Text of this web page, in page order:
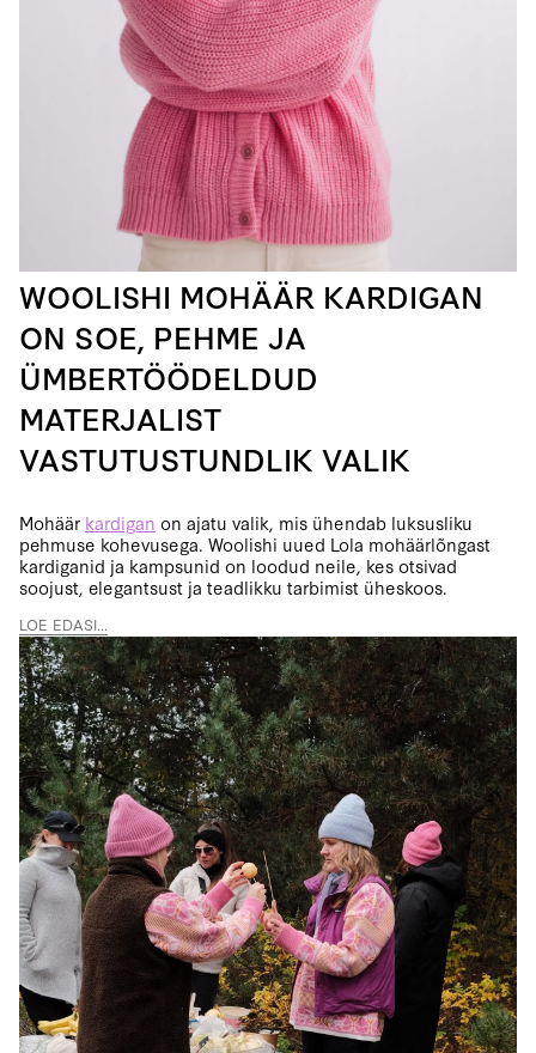
WOOLISHI MOHÄÄR KARDIGAN
ON SOE, PEHME JA
ÜMBERTÖÖDELDUD
MATERJALIST
VASTUTUSTUNDLIK VALIK
Mohäär kardigan on ajatu valik, mis ühendab luksusliku
pehmuse kohevusega. Woolishi uued Lola mohäärlõngast
kardiganid ja kampsunid on loodud neile, kes otsivad
soojust, elegantsust ja teadlikku tarbimist üheskoos.
LOE EDASI...